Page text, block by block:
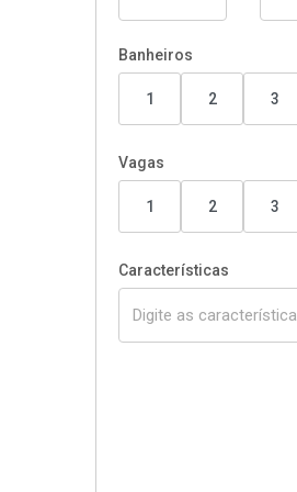
Banheiros
1 2 3
Vagas
1 2 3
Características